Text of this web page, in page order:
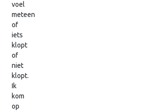
voel
meteen
of
iets
klopt
of
niet
klopt.
Ik
kom
op